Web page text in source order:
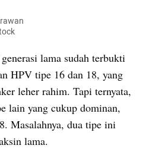
lama sudah terbukti
HPV tipe 16 dan 18, yang
leher rahim. Tapi ternyata,
lain yang cukup dominan,
Masalahnya, dua tipe ini
lama.